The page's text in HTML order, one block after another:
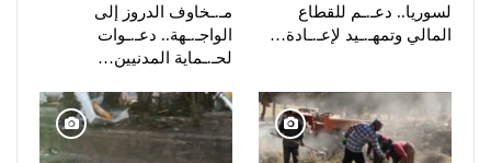
لسوريا.. دعـ.ـم للقطاع
المالي وتمهـ.ـيد لإعـ.ـادة…
مـ.ـخاوف الدروز إلى
الواجـ.ـهة.. دعـ.ـوات
لحـ.ـماية المدنيين…